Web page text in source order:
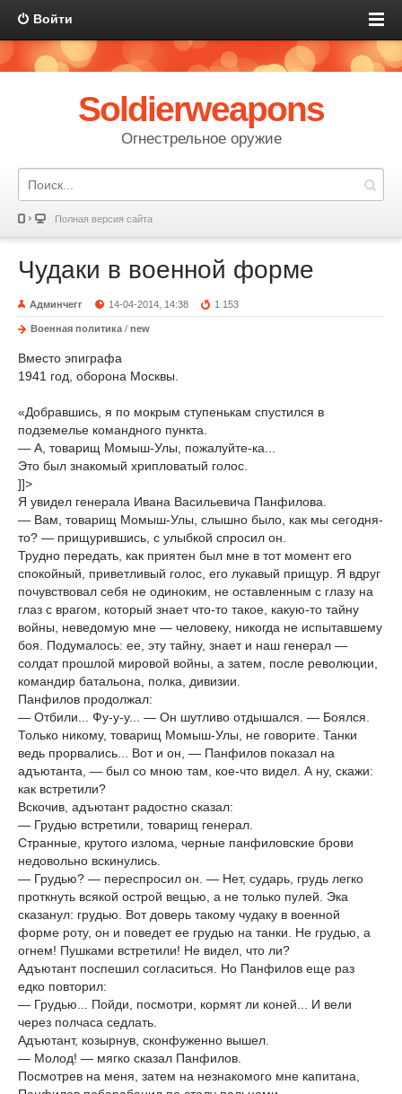
Войти
Soldierweapons
Огнестрельное оружие
Полная версия сайта
Чудаки в военной форме
Админчегг 14-04-2014, 14:38 1 153
Военная политика / new
Вместо эпиграфа
1941 год, оборона Москвы.
«Добравшись, я по мокрым ступенькам спустился в
подземелье командного пункта.
— А, товарищ Момыш-Улы, пожалуйте-ка...
Это был знакомый хрипловатый голос.
]]>
Я увидел генерала Ивана Васильевича Панфилова.
— Вам, товарищ Момыш-Улы, слышно было, как мы сегодня-
то? — прищурившись, с улыбкой спросил он.
Трудно передать, как приятен был мне в тот момент его
спокойный, приветливый голос, его лукавый прищур. Я вдруг
почувствовал себя не одиноким, не оставленным с глазу на
глаз с врагом, который знает что-то такое, какую-то тайну
войны, неведомую мне — человеку, никогда не испытавшему
боя. Подумалось: ее, эту тайну, знает и наш генерал —
солдат прошлой мировой войны, а затем, после революции,
командир батальона, полка, дивизии.
Панфилов продолжал:
— Отбили... Фу-у-у... — Он шутливо отдышался. — Боялся.
Только никому, товарищ Момыш-Улы, не говорите. Танки
ведь прорвались... Вот и он, — Панфилов показал на
адъютанта, — был со мною там, кое-что видел. А ну, скажи:
как встретили?
Вскочив, адъютант радостно сказал:
— Грудью встретили, товарищ генерал.
Странные, крутого излома, черные панфиловские брови
недовольно вскинулись.
— Грудью? — переспросил он. — Нет, сударь, грудь легко
проткнуть всякой острой вещью, а не только пулей. Эка
сказанул: грудью. Вот доверь такому чудаку в военной
форме роту, он и поведет ее грудью на танки. Не грудью, а
огнем! Пушками встретили! Не видел, что ли?
Адъютант поспешил согласиться. Но Панфилов еще раз
едко повторил:
— Грудью... Пойди, посмотри, кормят ли коней... И вели
через полчаса седлать.
Адъютант, козырнув, сконфуженно вышел.
— Молод! — мягко сказал Панфилов.
Посмотрев на меня, затем на незнакомого мне капитана,